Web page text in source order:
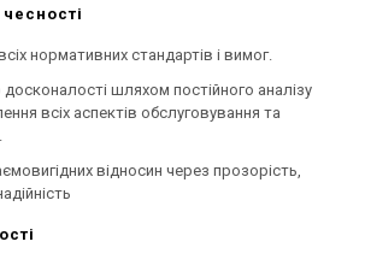
нормативних стандартів і вимог.
шляхом постійного аналізу
всіх аспектів обслуговування та
відносин через прозорість,